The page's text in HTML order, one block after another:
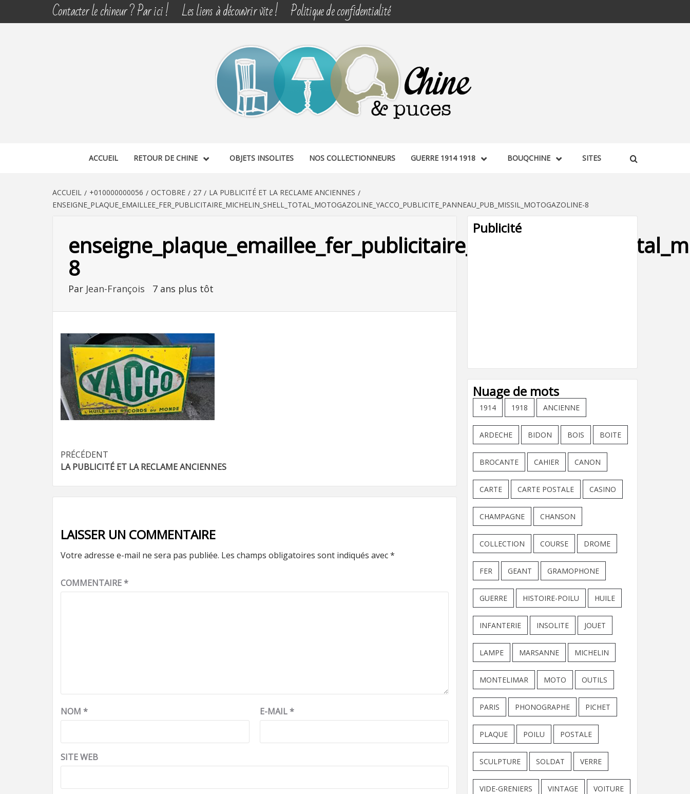
Contacter le chineur ? Par ici ! Les liens à découvrir vite ! Politique de confidentialité
CHINE & PUCES
ACCUEIL RETOUR DE CHINE OBJETS INSOLITES NOS COLLECTIONNEURS GUERRE 1914 1918 BOUQCHINE SITES
ACCUEIL +010000000056 OCTOBRE 27
LA PUBLICITÉ ET LA RECLAME ANCIENNES
ENSEIGNE_PLAQUE_EMAILLEE_FER_PUBLICITAIRE_MICHELIN_SHELL_TOTAL_MOTOGAZOLINE_YACCO_PUBLICITE_PANNEAU_PUB_MISSIL_MOTOGAZOLINE-8
8
Par Jean-François 7 ans plus tôt
Navigation
d’article
PRÉCÉDENT
LA PUBLICITÉ ET LA RECLAME ANCIENNES
LAISSER UN COMMENTAIRE
Votre adresse e-mail ne sera pas publiée. Les champs obligatoires sont indiqués avec*
COMMENTAIRE*
NOM * E-MAIL*
SITE WEB
Publicité
Nuage de mots
1914 1918 ANCIENNE
ARDECHE BIDON BOIS BOITE
BROCANTE CAHIER CANON
CARTE CARTE POSTALE CASINO
CHAMPAGNE CHANSON
COLLECTION COURSE DROME
FER GEANT GRAMOPHONE
GUERRE HISTOIRE-POILU HUILE
INFANTERIE INSOLITE JOUET
LAMPE MARSANNE MICHELIN
MONTELIMAR MOTO OUTILS
PARIS PHONOGRAPHE PICHET
PLAQUE POILU POSTALE
SCULPTURE SOLDAT VERRE
VIDE-GRENIERS VINTAGE VOITURE